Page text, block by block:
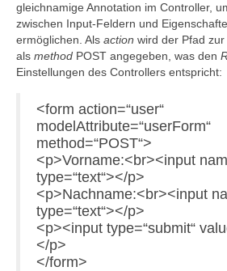
gleichnamige Annotation im Controller,
zwischen Input-Feldern und
ermöglichen. Als action wird der Pfad zur
als method POST angegeben, was den
Einstellungen des Controllers entspricht:
<form action=“user“
modelAttribute=“userForm“
method=“POST“>
<p>Vorname:<br><input
type=“text“></p>
<p>Nachname:<br><input
type=“text“></p>
<p><input type=“submit“
</p>
</form>